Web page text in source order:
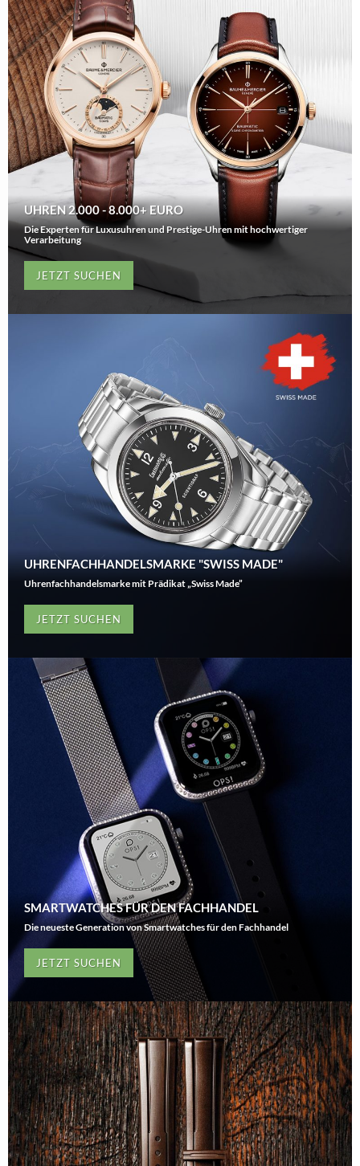
UHREN 2.000 - 8.000+ EURO
Die Experten für Luxusuhren und Prestige-Uhren mit hochwertiger
Verarbeitung
JETZT SUCHEN
UHRENFACHHANDELSMARKE "SWISS MADE"
Uhrenfachhandelsmarke mit Prädikat „Swiss Made”
JETZT SUCHEN
SMARTWATCHES FÜR DEN FACHHANDEL
Die neueste Generation von Smartwatches für den Fachhandel
JETZT SUCHEN